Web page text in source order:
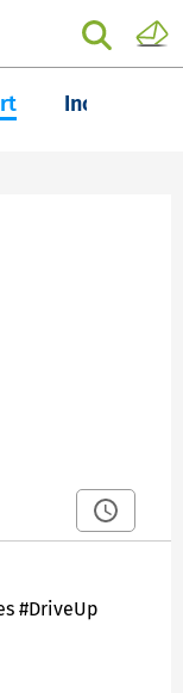
Inchieste
#DriveUp